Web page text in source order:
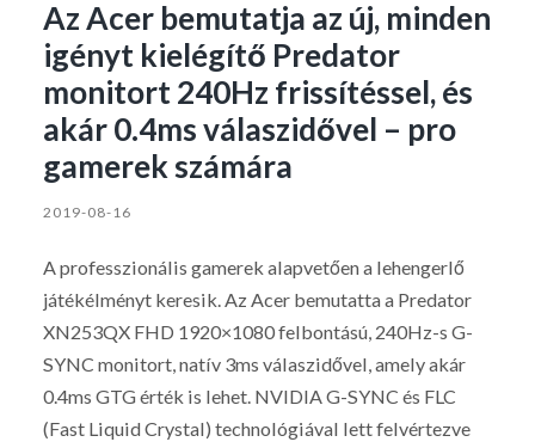
Az Acer bemutatja az új, minden
igényt kielégítő Predator
monitort 240Hz frissítéssel, és
akár 0.4ms válaszidővel – pro
gamerek számára
2019-08-16
A professzionális gamerek alapvetően a lehengerlő
játékélményt keresik. Az Acer bemutatta a Predator
XN253QX FHD 1920×1080 felbontású, 240Hz-s G-
SYNC monitort, natív 3ms válaszidővel, amely akár
0.4ms GTG érték is lehet. NVIDIA G-SYNC és FLC
(Fast Liquid Crystal) technológiával lett felvértezve